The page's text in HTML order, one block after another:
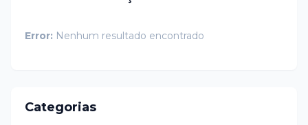
Error: Nenhum resultado encontrado
Categorias